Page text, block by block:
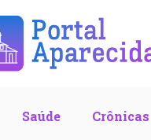
Saúde Crônicas